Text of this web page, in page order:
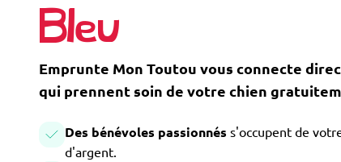
Bleu
Emprunte Mon Toutou vous connecte
qui prennent soin de votre chien
Des bénévoles passionnés s'occupent de
d'argent.